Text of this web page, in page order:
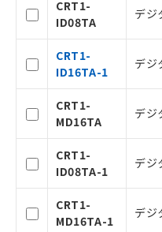
CRT1-
ID08TA
デジ
CRT1-
ID16TA-1
デジ
CRT1-
MD16TA
デジ
CRT1-
ID08TA-1
デジ
CRT1-
MD16TA-1
デジ
いては
たはお
機器販
認くだ
空
白
受注生
情報を
ください。
示しないよ
メンバーズ
登録された
引・商談に